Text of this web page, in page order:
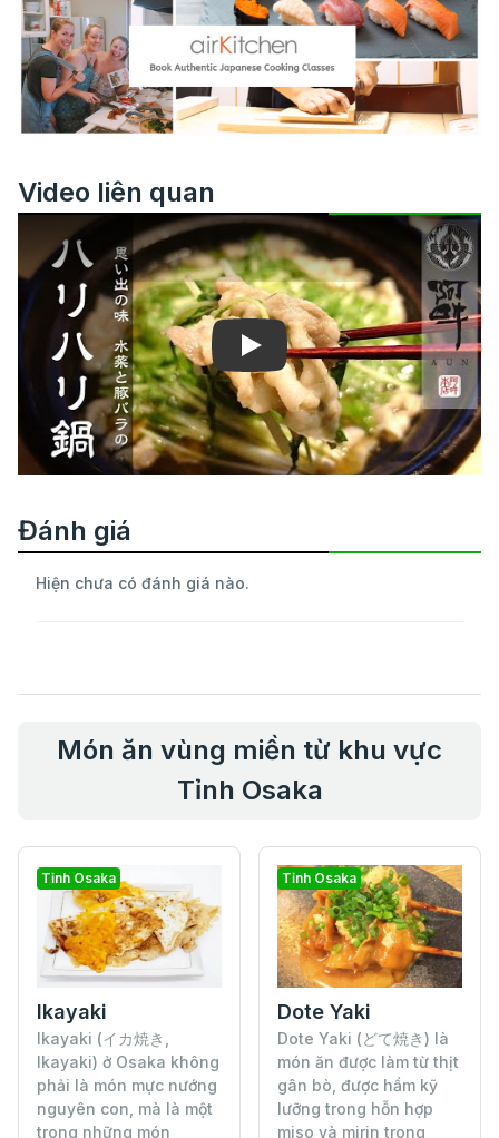
Video liên quan
Play
Đánh giá
Hiện chưa có đánh giá nào.
Món ăn vùng miền từ khu vực
Tỉnh Osaka
Tỉnh Osaka
Ikayaki
Ikayaki (イカ焼き,
Ikayaki) ở Osaka không
phải là món mực nướng
nguyên con, mà là một
trong những món
Tỉnh Osaka
Dote Yaki
Dote Yaki (どて焼き) là
món ăn được làm từ thịt
gân bò, được hầm kỹ
lưỡng trong hỗn hợp
miso và mirin trong